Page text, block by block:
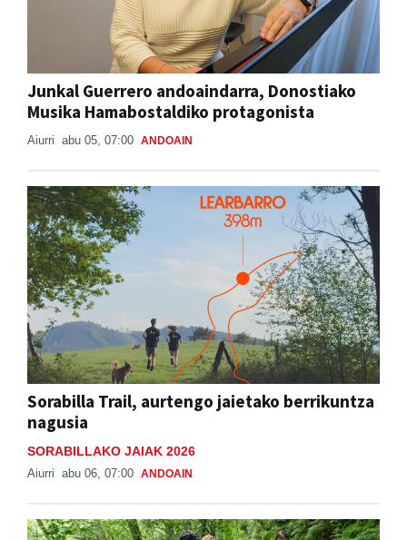
Junkal Guerrero andoaindarra, Donostiako
Musika Hamabostaldiko protagonista
Aiurri abu 05, 07:00
Sorabilla Trail, aurtengo jaietako berrikuntza
nagusia
SORABILLAKO JAIAK 2026
Aiurri